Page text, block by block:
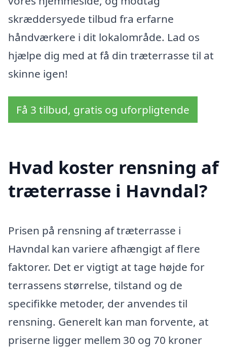
skræddersyede tilbud fra erfarne
håndværkere i dit lokalområde. Lad os
hjælpe dig med at få din træterrasse til at
skinne igen!
Få 3 tilbud, gratis og uforpligtende
Hvad koster rensning af
træterrasse i Havndal?
Prisen på rensning af træterrasse i
Havndal kan variere afhængigt af flere
faktorer. Det er vigtigt at tage højde for
terrassens størrelse, tilstand og de
specifikke metoder, der anvendes til
rensning. Generelt kan man forvente, at
priserne ligger mellem 30 og 70 kroner